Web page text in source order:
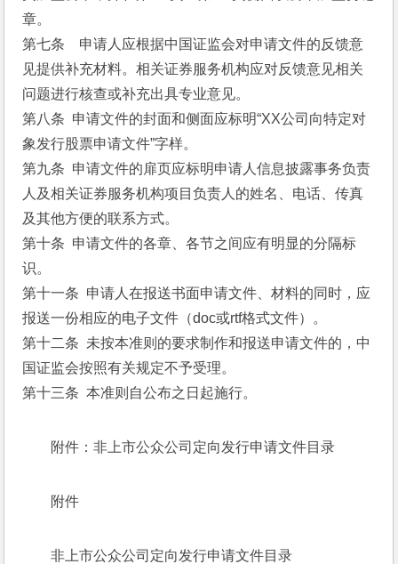
章。
第七条　申请人应根据中国证监会对申请文件的反馈意
见提供补充材料。相关证券服务机构应对反馈意见相关
问题进行核查或补充出具专业意见。
第八条  申请文件的封面和侧面应标明“XX公司向特定对
象发行股票申请文件”字样。
第九条  申请文件的扉页应标明申请人信息披露事务负责
人及相关证券服务机构项目负责人的姓名、电话、传真
及其他方便的联系方式。
第十条  申请文件的各章、各节之间应有明显的分隔标
识。
第十一条  申请人在报送书面申请文件、材料的同时，应
报送一份相应的电子文件（doc或rtf格式文件）。
第十二条  未按本准则的要求制作和报送申请文件的，中
国证监会按照有关规定不予受理。
第十三条  本准则自公布之日起施行。
附件：非上市公众公司定向发行申请文件目录
附件
非上市公众公司定向发行申请文件目录